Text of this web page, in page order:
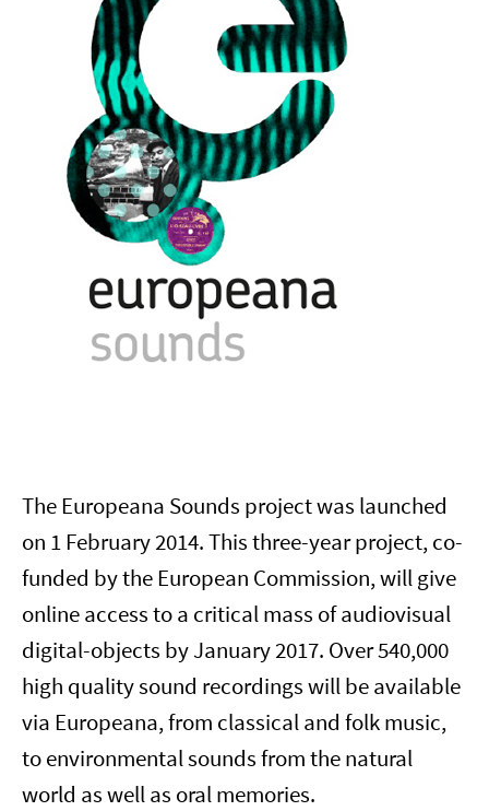
The Europeana Sounds project was launched
on 1 February 2014. This three-year project, co-
funded by the European Commission, will give
online access to a critical mass of audiovisual
digital-objects by January 2017. Over 540,000
high quality sound recordings will be available
via Europeana, from classical and folk music,
to environmental sounds from the natural
world as well as oral memories.